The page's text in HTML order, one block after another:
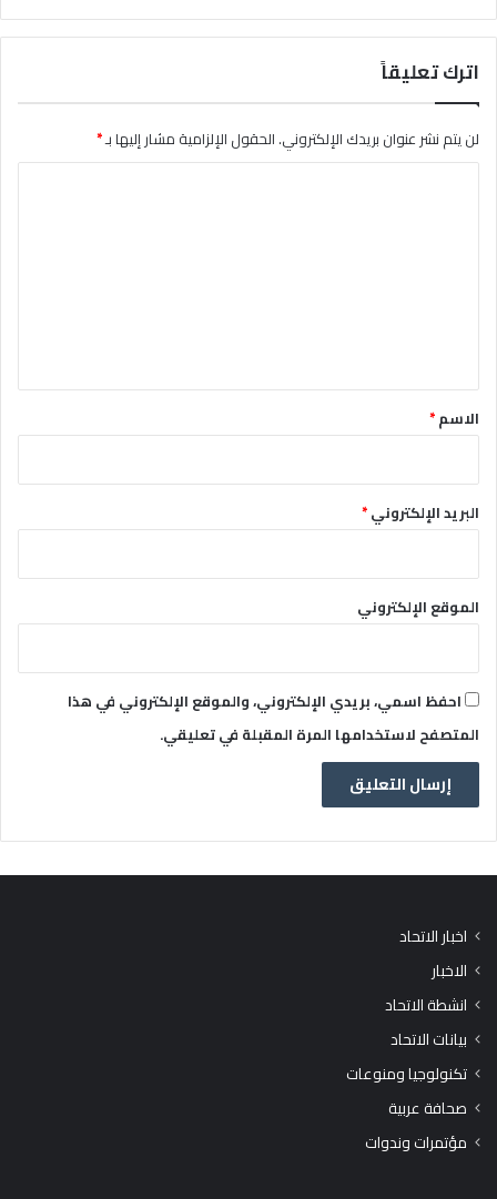
اترك تعليقاً
لن يتم نشر عنوان بريدك الإلكتروني.الحقول الإلزامية مشار إليها بـ*
*الاسم*
البريد الإلكتروني*
الموقع الإلكتروني
احفظ اسمي، بريدي الإلكتروني، والموقع الإلكتروني في هذا
المتصفح لاستخدامها المرة المقبلة في تعليقي.
اخبار الاتحاد
الاخبار
انشطة الاتحاد
بيانات الاتحاد
تكنولوجيا ومنوعات
صحافة عربية
مؤتمرات وندوات